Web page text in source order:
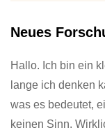
Neues
Hallo. Ich bin ein
lange ich denken
was es bedeutet,
keinen Sinn.